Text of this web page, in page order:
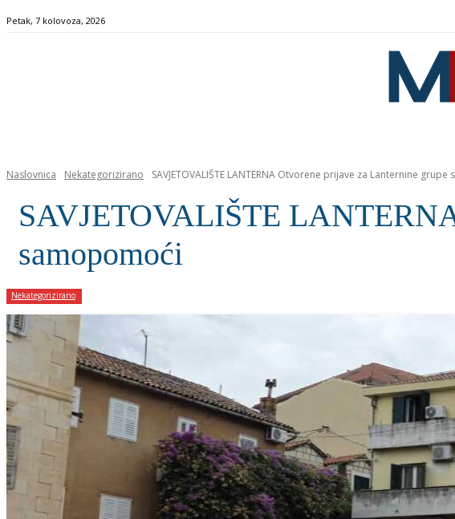
Petak, 7 kolovoza, 2026
Naslovnica Nekategorizirano SAVJETOVALIŠTE LANTERNA Otvorene prijave za Lanternine
SAVJETOVALIŠTE
samopomoći
Nekategorizirano